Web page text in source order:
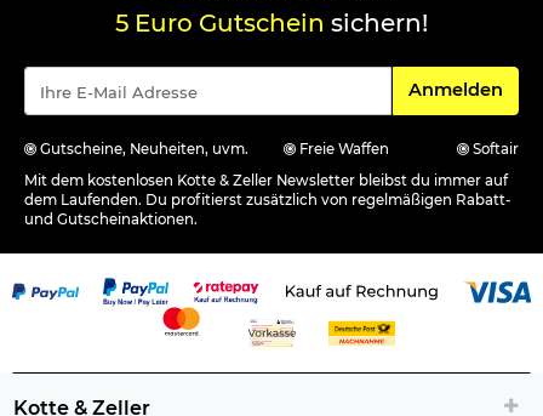
5 Euro Gutschein sichern!
Für den
Anmelden
Gutscheine, Neuheiten, uvm. Freie Waffen
Softair
Mit dem kostenlosen Kotte & Zeller Newsletter bleibst du immer auf
dem Laufenden. Du profitierst zusätzlich von regelmäßigen Rabatt-
und Gutscheinaktionen.
Kotte & Zeller